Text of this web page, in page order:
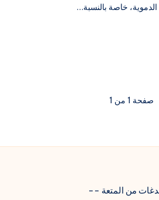
الدموية، خاصة بالنسبة…
صفحة 1 من 1
من المتعة --